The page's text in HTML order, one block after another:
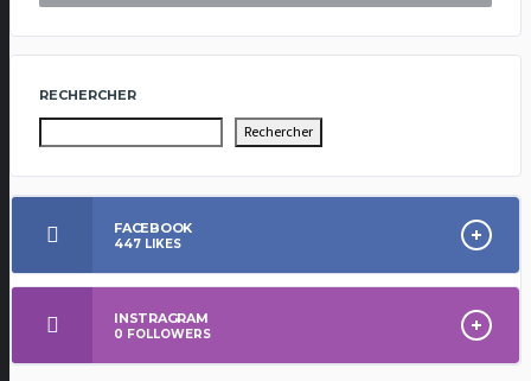
RECHERCHER
Rechercher
FACEBOOK
447 LIKES
INSTRAGRAM
0 FOLLOWERS